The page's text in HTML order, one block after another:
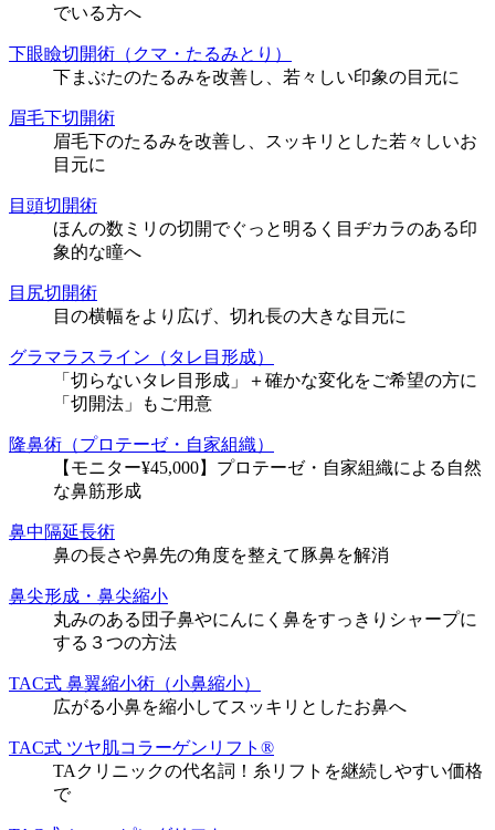
でいる方へ
下眼瞼切開術（クマ・たるみとり）
下まぶたのたるみを改善し、若々しい印象の目元に
眉毛下切開術
眉毛下のたるみを改善し、スッキリとした若々しいお
目元に
目頭切開術
ほんの数ミリの切開でぐっと明るく目ヂカラのある印
象的な瞳へ
目尻切開術
目の横幅をより広げ、切れ長の大きな目元に
グラマラスライン（タレ目形成）
「切らないタレ目形成」＋確かな変化をご希望の方に
「切開法」もご用意
隆鼻術（プロテーゼ・自家組織）
【モニター¥45,000】プロテーゼ・自家組織による自然
な鼻筋形成
鼻中隔延長術
鼻の長さや鼻先の角度を整えて豚鼻を解消
鼻尖形成・鼻尖縮小
丸みのある団子鼻やにんにく鼻をすっきりシャープに
する３つの方法
TAC式 鼻翼縮小術（小鼻縮小）
広がる小鼻を縮小してスッキリとしたお鼻へ
TAC式 ツヤ肌コラーゲンリフト®
TAクリニックの代名詞！糸リフトを継続しやすい価格
で